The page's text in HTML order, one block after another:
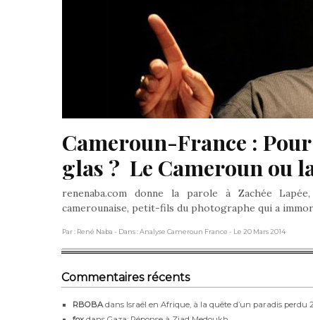
Cameroun-France :
glas ?  Le Cameroun ou
renenaba.com donne la parole à Zachée
camerounaise, petit-fils du photographe qui a
Par : René Naba - Dans : Analyse Cameroun France - Le 20 Mars 2014
Commentaires récents
RBOBA dans Israël en Afrique, à la quête d’un paradis perdu 2